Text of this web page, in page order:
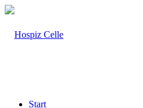
Start